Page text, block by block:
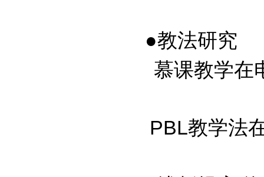
●教法研究
慕课教学在
PBL教学法